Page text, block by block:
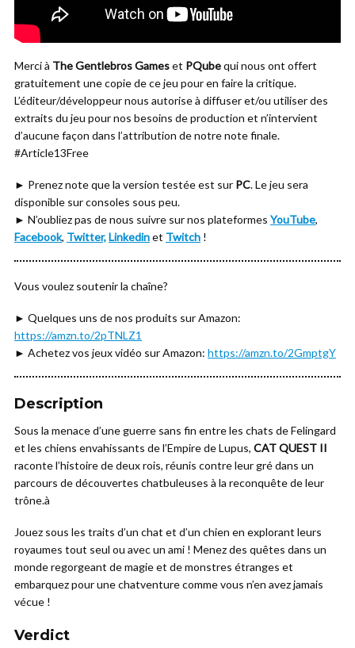
Merci à The Gentlebros Gameset PQubequi nous ont offert
gratuitement une copie de ce jeu pour en faire la critique.
L’éditeur/développeur nous autorise à diffuser et/ou utiliser des
extraits du jeu pour nos besoins de production et n’intervient
d’aucune façon dans l’attribution de notre note finale.
#Article13Free
► Prenez note que la version testée est sur PC. Le jeu sera
disponible sur consoles sous peu.
► N’oubliez pas de nous suivre sur nos plateformes YouTube,
Facebook, Twitter,Linkedinet Twitch !
Vous voulez soutenir la chaîne?
► Quelques uns de nos produits sur Amazon:
https://amzn.to/2pTNLZ1
► Achetez vos jeux vidéo sur Amazon: https://amzn.to/2GmptgY
Description
Sous la menace d’une guerre sans fin entre les chats de Felingard
et les chiens envahissants de l’Empire de Lupus, CAT QUEST II
raconte l’histoire de deux rois, réunis contre leur gré dans un
parcours de découvertes chatbuleuses à la reconquête de leur
trône.à
Jouez sous les traits d’un chat et d’un chien en explorant leurs
royaumes tout seul ou avec un ami ! Menez des quêtes dans un
monde regorgeant de magie et de monstres étranges et
embarquez pour une chatventure comme vous n’en avez jamais
vécue !
Verdict